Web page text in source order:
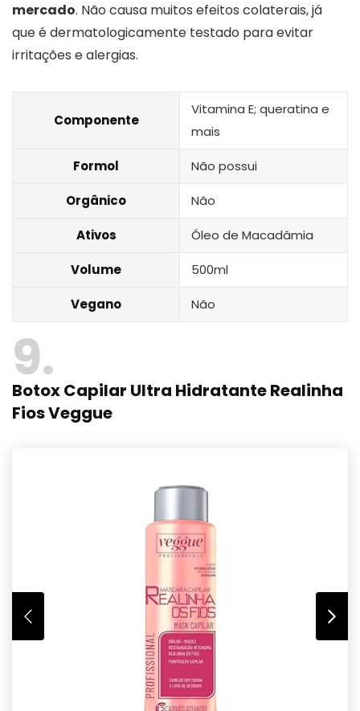
mercado. Não causa muitos efeitos colaterais, já
que é dermatologicamente testado para evitar
irritações e alergias.
Componente
Vitamina E; queratina e
mais
Formol Não possui
Orgânico Não
Ativos Óleo de Macadâmia
Volume 500ml
Vegano Não
9
Botox Capilar Ultra Hidratante Realinha
Fios Veggue